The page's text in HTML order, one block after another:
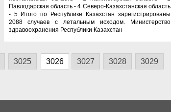
Павлодарская область - 4 Северо-Казахстанская область
- 5 Итого по Республике Казахстан зарегистрированы
2088 случаев с летальным исходом. Министерство
здравоохранения Республики Казахстан
3025 3026 3027 3028
3029